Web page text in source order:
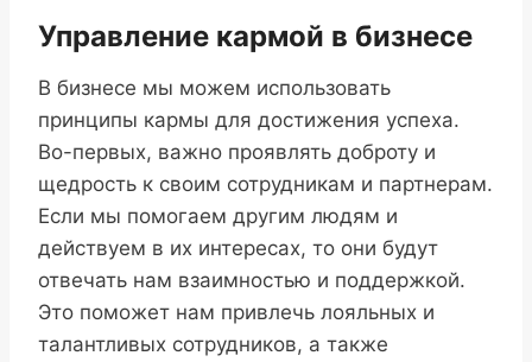
Управление кармой в бизнесе
В бизнесе мы можем использовать
принципы кармы для достижения успеха.
Во-первых, важно проявлять доброту и
щедрость к своим сотрудникам и партнерам.
Если мы помогаем другим людям и
действуем в их интересах, то они будут
отвечать нам взаимностью и поддержкой.
Это поможет нам привлечь лояльных и
талантливых сотрудников, а также